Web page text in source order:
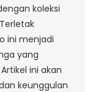
koleksi
ini menjadi
yang
ini akan
keunggulan